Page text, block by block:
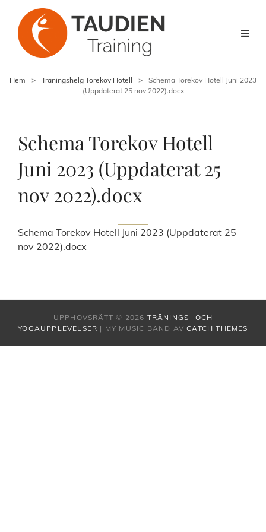
Hem > Träningshelg Torekov Hotell >
Schema Torekov Hotell Juni 2023
(Uppdaterat 25 nov 2022).docx
Schema Torekov Hotell
Juni 2023 (Uppdaterat 25
nov 2022).docx
Schema Torekov Hotell Juni 2023 (Uppdaterat 25
nov 2022).docx
UPPHOVSRÄTT © 2026 TRÄNINGS- OCH
YOGAUPPLEVELSER | MY MUSIC BAND AVCATCH THEMES